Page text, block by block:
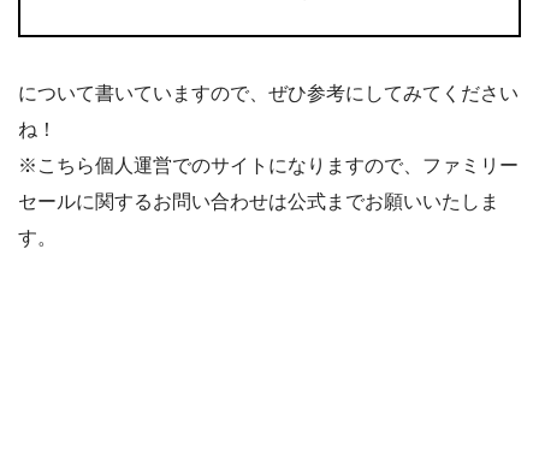
について書いていますので、ぜひ参考にしてみてください
ね！
※こちら個人運営でのサイトになりますので、ファミリー
セールに関するお問い合わせは公式までお願いいたしま
す。